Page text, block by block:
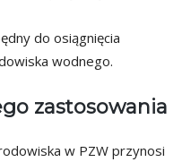
do osiągnięcia
wodnego.
zastosowania
w PZW przynosi